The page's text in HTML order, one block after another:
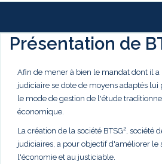
Présentation de
Afin de mener à bien le mandat dont il
judiciaire se dote de moyens adaptés
le mode de gestion de l'étude
économique.
La création de la société BTSG², société
judiciaires, a pour objectif d'améliorer le
l'économie et au justiciable.